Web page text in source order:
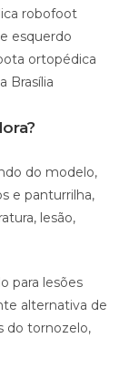
robofoot
esquerdo
ortopédica
Brasília
do modelo,
e panturrilha,
lesão,
para lesões
alternativa de
do tornozelo,